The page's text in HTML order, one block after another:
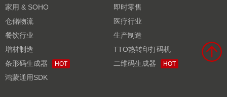
家用 & SOHO
即时零售
仓储物流
医疗行业
餐饮行业
生产制造
增材制造
TTO热转印打码机
条形码生成器
HOT 二维码生成器 HOT
鸿蒙通用SDK